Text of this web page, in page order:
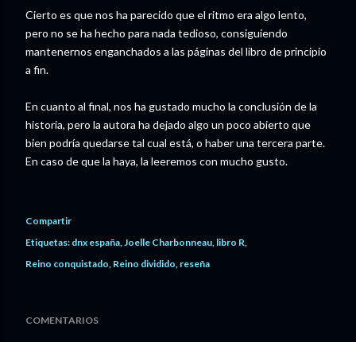
Cierto es que nos ha parecido que el ritmo era algo lento,
pero no se ha hecho para nada tedioso, consiguiendo
mantenernos enganchados a las páginas del libro de principio
a fin.
En cuanto al final, nos ha gustado mucho la conclusión de la
historia, pero la autora ha dejado algo un poco abierto que
bien podría quedarse tal cual está, o haber una tercera parte.
En caso de que la haya, la leeremos con mucho gusto.
Compartir
Etiquetas: dnx españa Joelle Charbonneau libro R
Reino conquistado Reino dividido reseña
COMENTARIOS